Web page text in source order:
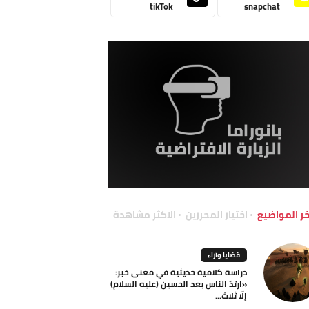
snapchat
tikTok
المواضيع اختيار المحررين الاكثر مشاهدة
قضايا وآراء
دراسة كلامية حديثية في معنى خبر:
«ارتدّ الناس بعد الحسين (عليه السلام)
إلّا ثلاث...